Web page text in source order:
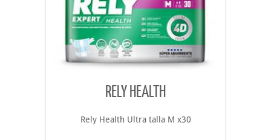
RELY HEALTH
Rely Health Ultra talla M x30